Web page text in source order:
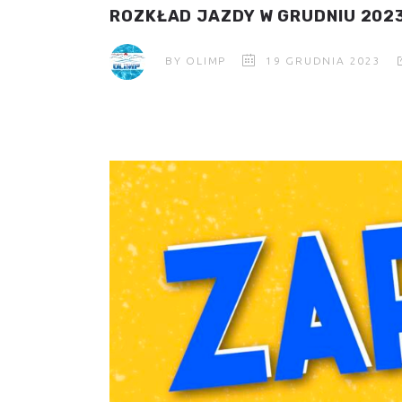
ROZKŁAD JAZDY W GRUDNIU
BY OLIMP 19 GRUDNIA 2023